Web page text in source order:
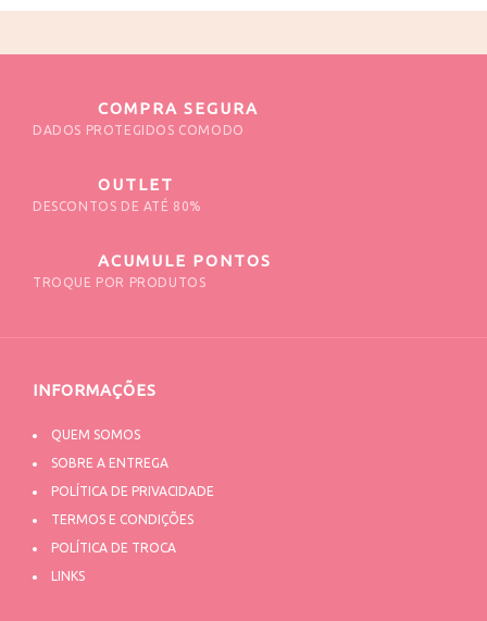
COMPRA SEGURA
DADOS PROTEGIDOS COMODO
OUTLET
DESCONTOS DE ATÉ 80%
ACUMULE PONTOS
TROQUE POR PRODUTOS
INFORMAÇÕES
QUEM SOMOS
SOBRE A ENTREGA
POLÍTICA DE PRIVACIDADE
TERMOS E CONDIÇÕES
POLÍTICA DE TROCA
LINKS